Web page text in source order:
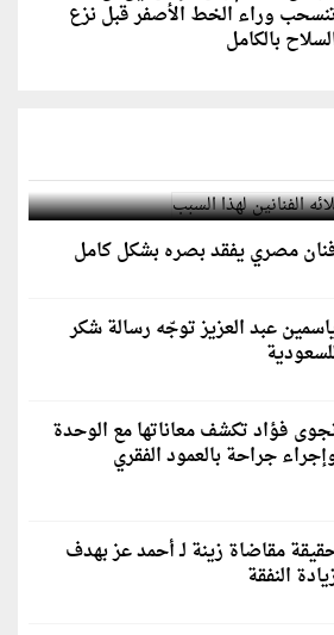
وراء الخط الأصفر قبل نزع
بالكامل
الفنانين لهذا السبب
مصري يفقد بصره بشكل كامل
عبد العزيز توجّه رسالة شكر
فؤاد تكشف معاناتها مع الوحدة
جراحة بالعمود الفقري
مقاضاة زينة لـ أحمد عز بهدف
النفقة